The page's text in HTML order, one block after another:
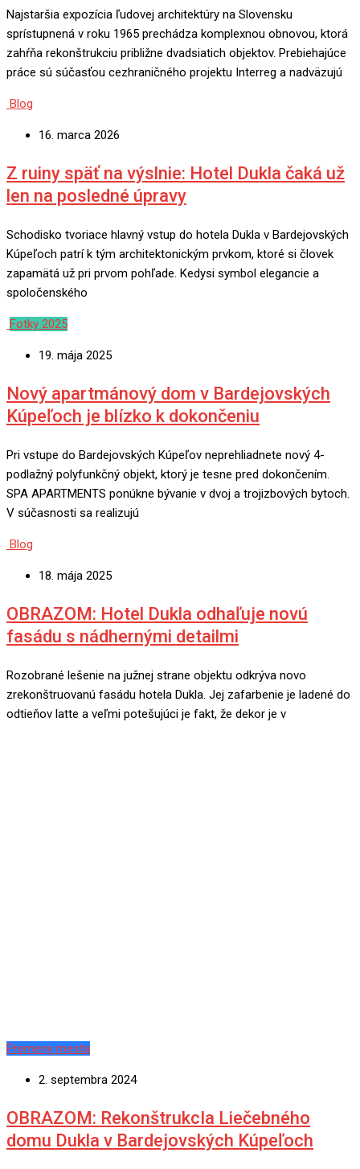
Najstaršia expozícia ľudovej architektúry na Slovensku
sprístupnená v roku 1965 prechádza komplexnou obnovou, ktorá
zahŕňa rekonštrukciu približne dvadsiatich objektov. Prebiehajúce
práce sú súčasťou cezhraničného projektu Interreg a nadväzujú
Blog
16. marca 2026
Z ruiny späť na výslnie: Hotel Dukla čaká už
len na posledné úpravy
Schodisko tvoriace hlavný vstup do hotela Dukla v Bardejovských
Kúpeľoch patrí k tým architektonickým prvkom, ktoré si človek
zapamätá už pri prvom pohľade. Kedysi symbol elegancie a
spoločenského
Fotky 2025
19. mája 2025
Nový apartmánový dom v Bardejovských
Kúpeľoch je blízko k dokončeniu
Pri vstupe do Bardejovských Kúpeľov neprehliadnete nový 4-
podlažný polyfunkčný objekt, ktorý je tesne pred dokončením.
SPA APARTMENTS ponúkne bývanie v dvoj a trojizbových bytoch.
V súčasnosti sa realizujú
Blog
18. mája 2025
OBRAZOM: Hotel Dukla odhaľuje novú
fasádu s nádhernými detailmi
Rozobrané lešenie na južnej strane objektu odkrýva novo
zrekonštruovanú fasádu hotela Dukla. Jej zafarbenie je ladené do
odtieňov latte a veľmi potešujúci je fakt, že dekor je v
Premeny mesta
2. septembra 2024
OBRAZOM: RekonštrukcIa Liečebného
domu Dukla v Bardejovských Kúpeľoch